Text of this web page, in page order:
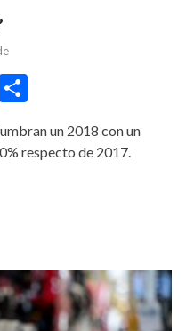
LinkedIn
un 2018 con un
respecto de 2017.